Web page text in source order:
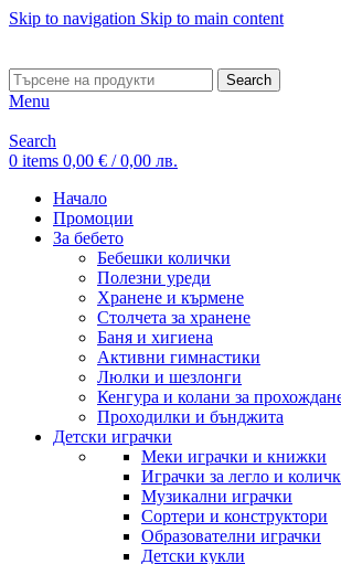
Skip to navigation Skip to main content
Search
Menu
Search
0 items 0,00 € / 0,00 лв.
Начало
Промоции
За бебето
Бебешки колички
Полезни уреди
Хранене и кърмене
Столчета за хранене
Баня и хигиена
Активни гимнастики
Люлки и шезлонги
Кенгура и колани за
Проходилки и бънджита
Детски играчки
Меки играчки и книжки
Играчки за легло и
Музикални играчки
Сортери и конструктори
Образователни играчки
Детски кукли